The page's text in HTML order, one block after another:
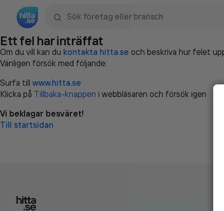
Ett fel har inträffat
Om du vill kan du kontakta hitta.se och beskriva hur felet
Vänligen försök med följande:
Surfa till www.hitta.se
Klicka på Tillbaka-knappen i webbläsaren och försök igen
Vi beklagar besväret!
Till startsidan